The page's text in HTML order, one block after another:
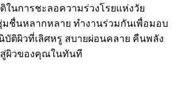
นการชะลอความร่วงโรยแห่งวัย
ชื่นหลากหลาย ทำงานร่วมกันเพื่อมอบ
ติผิวที่เลิศหรู สบายผ่อนคลาย คืนพลัง
ผิวของคุณในทันที